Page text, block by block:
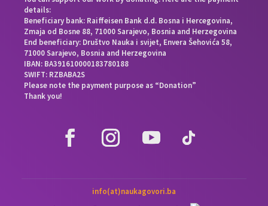
details:
Beneficiary bank: Raiffeisen Bank d.d. Bosna i Hercegovina,
Zmaja od Bosne 88, 71000 Sarajevo, Bosnia and Herzegovina
End beneficiary: Društvo Nauka i svijet, Envera Šehovića 58,
71000 Sarajevo, Bosnia and Herzegovina
IBAN: BA391610000183780188
SWIFT: RZBABA2S
Please note the payment purpose as “Donation”
Thank you!
info(at)naukagovori.ba